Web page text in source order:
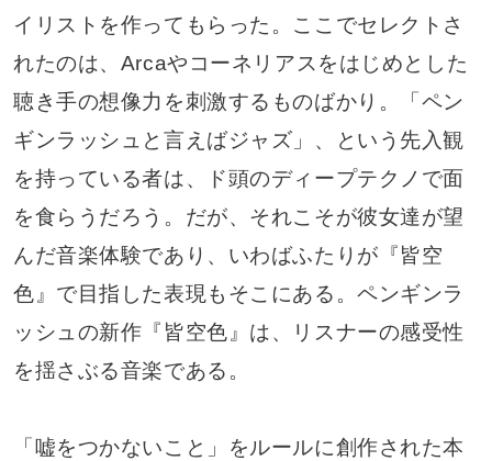
イリストを作ってもらった。ここでセレクトさ
れたのは、Arcaやコーネリアスをはじめとした
聴き手の想像力を刺激するものばかり。「ペン
ギンラッシュと言えばジャズ」、という先入観
を持っている者は、ド頭のディープテクノで面
を食らうだろう。だが、それこそが彼女達が望
んだ音楽体験であり、いわばふたりが『皆空
色』で目指した表現もそこにある。ペンギンラ
ッシュの新作『皆空色』は、リスナーの感受性
を揺さぶる音楽である。
「嘘をつかないこと」をルールに創作された本